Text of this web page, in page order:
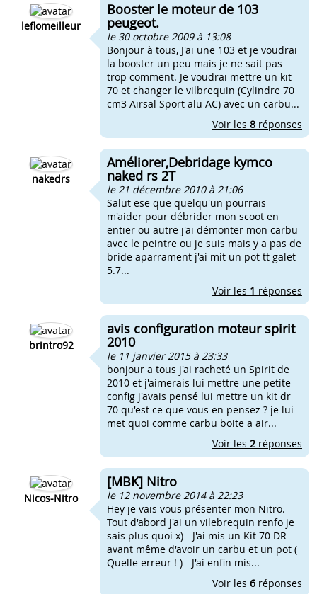
leflomeilleur
Booster le moteur de 103
peugeot.
le 30 octobre 2009 à 13:08
Bonjour à tous, J'ai une 103 et je voudrai
la booster un peu mais je ne sait pas
trop comment. Je voudrai mettre un kit
70 et changer le vilbrequin (Cylindre 70
cm3 Airsal Sport alu AC) avec un carbu...
Voir les 8 réponses
nakedrs
Améliorer,Debridage kymco
naked rs 2T
le 21 décembre 2010 à 21:06
Salut ese que quelqu'un pourrais
m'aider pour débrider mon scoot en
entier ou autre j'ai démonter mon carbu
avec le peintre ou je suis mais y a pas de
bride aparrament j'ai mit un pot tt galet
5.7...
Voir les 1 réponses
brintro92
avis configuration moteur spirit
2010
le 11 janvier 2015 à 23:33
bonjour a tous j'ai racheté un Spirit de
2010 et j'aimerais lui mettre une petite
config j'avais pensé lui mettre un kit dr
70 qu'est ce que vous en pensez ? je lui
met quoi comme carbu boite a air...
Voir les 2 réponses
Nicos-Nitro
[MBK] Nitro
le 12 novembre 2014 à 22:23
Hey je vais vous présenter mon Nitro. -
Tout d'abord j'ai un vilebrequin renfo je
sais plus quoi x) - J'ai mis un Kit 70 DR
avant même d'avoir un carbu et un pot (
Quelle erreur ! ) - J'ai enfin mis...
Voir les 6 réponses